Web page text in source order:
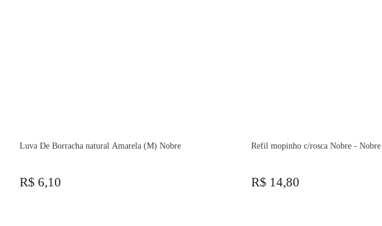
Luva De Borracha natural Amarela (M) Nobre
R$ 6,10
Refil mopinho c/rosca Nobre - Nobre
R$ 14,80